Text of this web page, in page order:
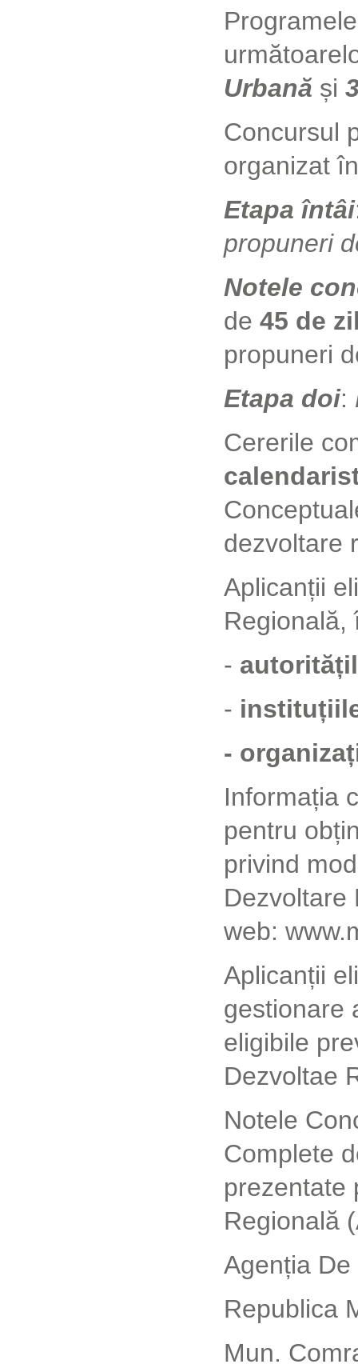
Urbană și
Concursul
organizat
Etapa întâi
propuneri
Notele
de 45 de
propuneri
Etapa doi:
Cererile
dezvoltare
Aplicanții
Regională,
-
-
-
Informația
pentru
privind
Dezvoltare
web:
Aplicanții
gestionare
eligibile
Dezvoltae
Notele
Complete
prezentate
Regională
Agenția
Republica
Mun.